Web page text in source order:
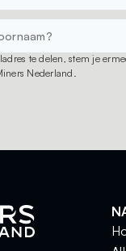
te delen, stem je
Nederland.